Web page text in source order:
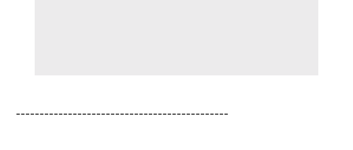
---------------------------------------------